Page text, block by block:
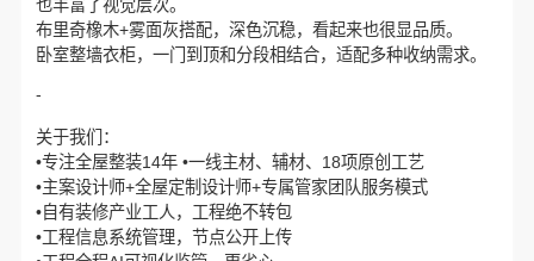
也丰富了视觉层次。
布里奇橡木+雾面灰搭配，深色沉稳，看起来也很显品质。
卧室整墙衣柜，一门到顶和分段相结合，适配多种收纳需求。
-
关于我们：
•专注全屋整装14年 •一线主材、辅材、18项原创工艺
•主案设计师+全屋定制设计师+专属管家团队服务模式
•自有装修产业工人，工程绝不转包
•工程信息系统管理，节点公开上传